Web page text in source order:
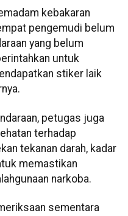
kebakaran
pengemudi belum
yang belum
untuk
stiker laik
petugas juga
terhadap
tekanan darah, kadar
memastikan
narkoba.
sementara